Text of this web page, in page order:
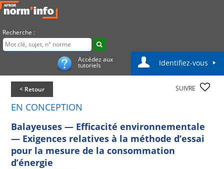
Recherche :
Accédez aux
tutoriels Identifiez-vous
< Retour SUIVRE
EN CONCEPTION
Balayeuses — Efficacité environnementale
— Exigences relatives à la méthode d’essai
pour la mesure de la consommation
d’énergie